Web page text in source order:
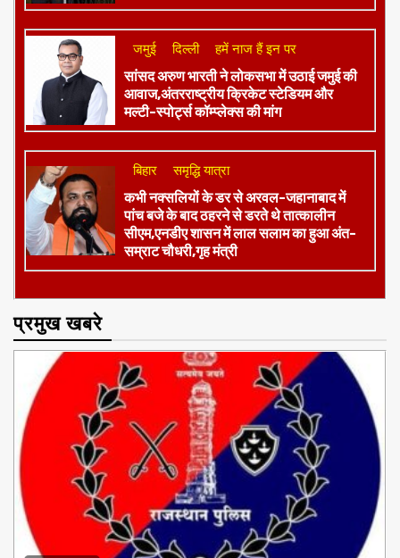
जमुई दिल्ली हमें नाज हैं इन पर
​सांसद अरुण भारती ने लोकसभा में उठाई जमुई की
आवाज,अंतरराष्ट्रीय क्रिकेट स्टेडियम और
मल्टी-स्पोर्ट्स कॉम्प्लेक्स की मांग
बिहार समृद्धि यात्रा
कभी नक्सलियों के डर से अरवल-जहानाबाद में
पांच बजे के बाद ठहरने से डरते थे तात्कालीन
सीएम,एनडीए शासन में लाल सलाम का हुआ अंत-
सम्राट चौधरी,गृह मंत्री
प्रमुख खबरे